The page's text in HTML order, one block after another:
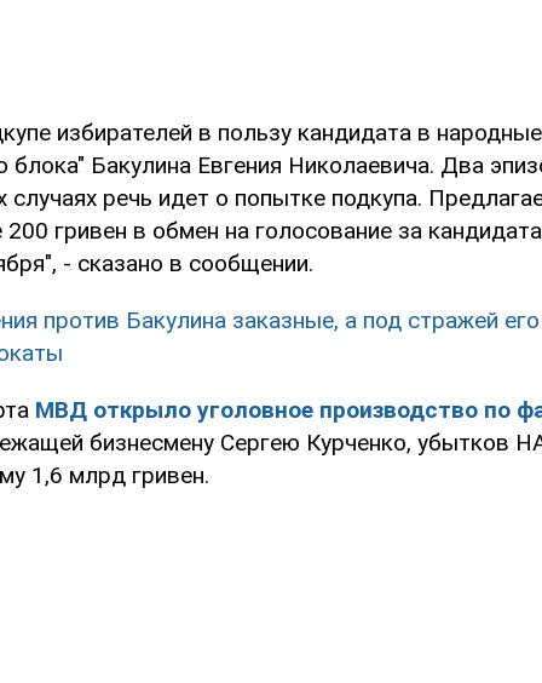
избирателей в пользу кандидата в
блока" Бакулина Евгения Николаевича. Два
случаях речь идет о попытке подкупа.
гривен в обмен на голосование за
- сказано в сообщении.
против Бакулина заказные, а под стражей
МВД открыло уголовное производство по
бизнесмену Сергею Курченко, убытков
1,6 млрд гривен.